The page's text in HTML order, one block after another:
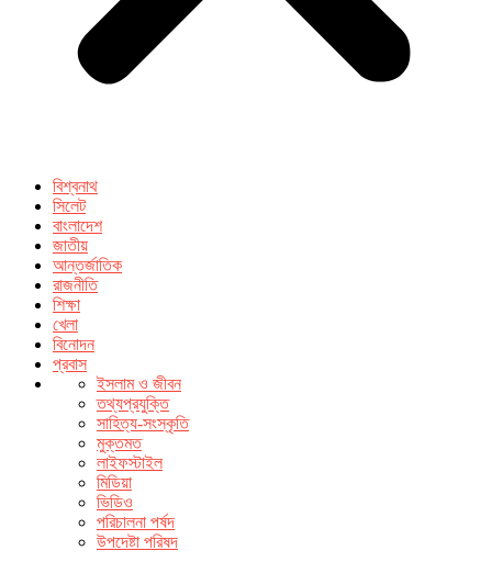
বিশ্বনাথ
সিলেট
বাংলাদেশ
জাতীয়
আন্তর্জাতিক
রাজনীতি
শিক্ষা
খেলা
বিনোদন
প্রবাস
ইসলাম ও জীবন
তথ্যপ্রযুক্তি
সাহিত্য-সংস্কৃতি
মুক্তমত
লাইফস্টাইল
মিডিয়া
ভিডিও
পরিচালনা পর্ষদ
উপদেষ্টা পরিষদ